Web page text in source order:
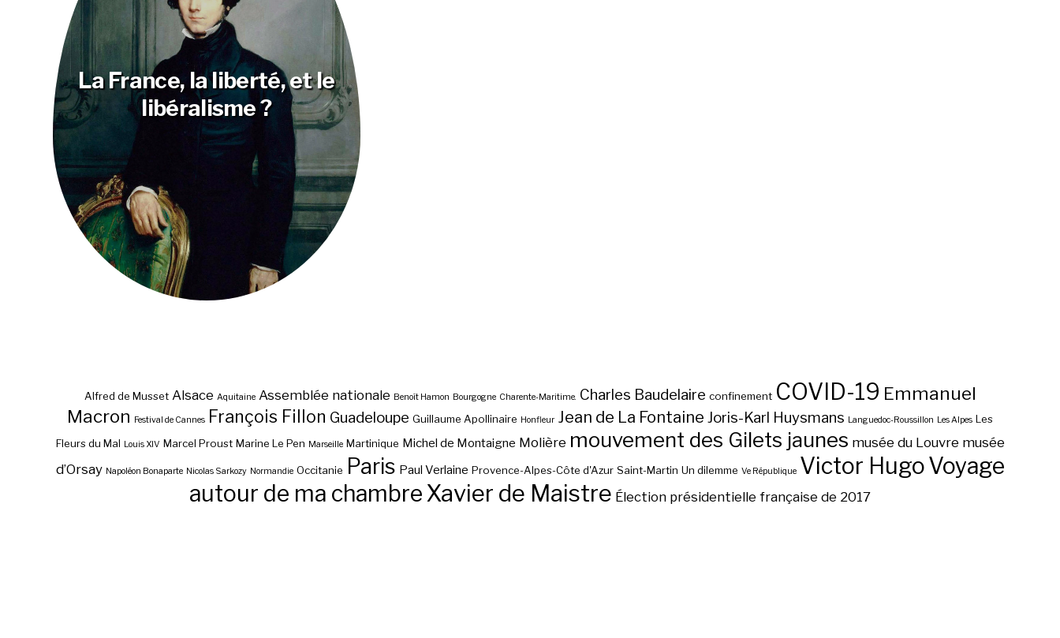
La France, la liberté, et le
libéralisme ?
Alfred de Musset Alsace Aquitaine Assemblée nationale Benoît Hamon Bourgogne Charente-Maritime. Charles Baudelaire confinement COVID-19 Emmanuel
Macron Festival de Cannes François Fillon Guadeloupe Guillaume Apollinaire Honfleur Jean de La Fontaine Joris-Karl Huysmans Languedoc-Roussillon Les Alpes Les
Fleurs du Mal Louis XIV Marcel Proust Marine Le Pen Marseille Martinique Michel de Montaigne Molière mouvement des Gilets jaunes musée du Louvre musée
d’Orsay Napoléon Bonaparte Nicolas Sarkozy Normandie Occitanie Paris Paul Verlaine Provence-Alpes-Côte d'Azur Saint-Martin Un dilemme Ve République Victor HugoVoyage
autour de ma chambre Xavier de Maistre Élection présidentielle française de 2017